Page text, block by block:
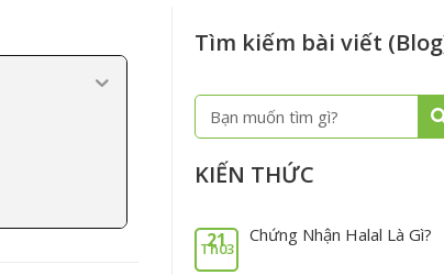
Tìm kiếm bài viết
Tìm
kiếm
KIẾN THỨC
21
Th03
Chứng Nhận Halal Là Gì?